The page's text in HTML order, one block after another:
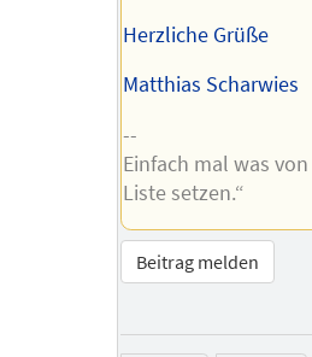
Herzliche Grüße
Matthias Scharwies
--
Einfach mal was
Liste setzen.“
Beitrag melden